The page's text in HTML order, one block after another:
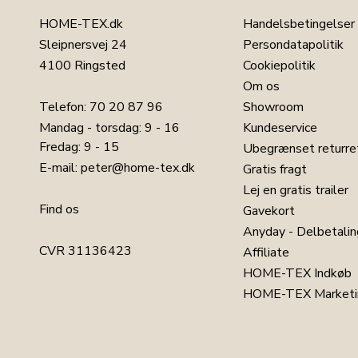
Kapok leder fugt væk og reducerer
Åndbar:
Kapok tillader kroppen at ånde naturligt,
Kapok er et naturligt og bæredygtigt materiale,
altså ingen materialer fra dyr i denne dynetype).
sorteres i korte og lange fibre. De korte, lette,
puder, hvor de lange fibre anvendes til
økologiske og bæredygtige dyner du kan få fat i,
er en serie af bløde og naturlige
sengetøj og meget andet. Nature By Borg er det
HOME-TEX.dk
Sleipnersvej 24
4100 Ringsted
Telefon: 70 20 87 96
Mandag - torsdag: 9 - 16
Fredag: 9 - 15
E-mail: peter@home-tex.dk
Find os
CVR 31136423
Handelsbetingelser
Persondatapolitik
Cookiepolitik
Om os
Showroom
Kundeservice
Ubegrænset
Gratis fragt
Lej en gratis trailer
Gavekort
Anyday -
Affiliate
HOME-TEX Indkøb
HOME-TEX